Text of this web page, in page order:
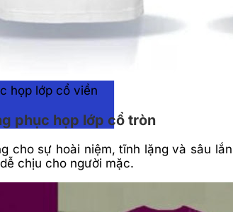
họp lớp cổ viền
phục họp lớp cổ tròn
cho sự hoài niệm, tĩnh lặng và sâu
chịu cho người mặc.